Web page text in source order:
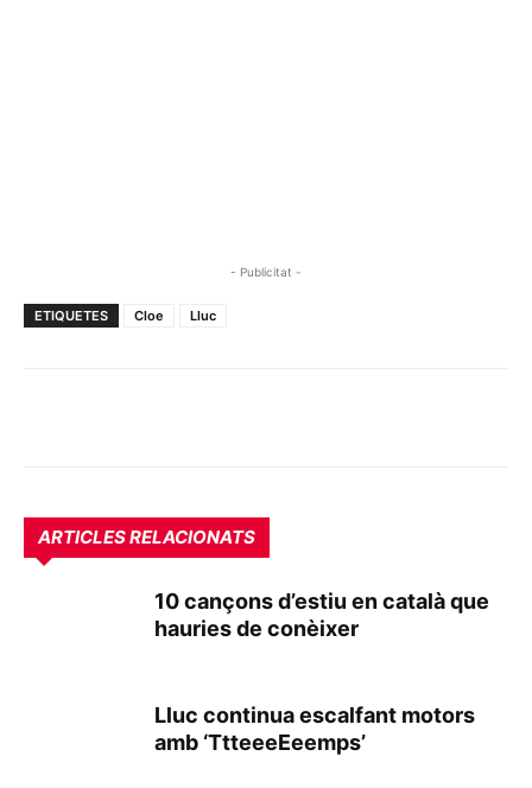
- Publicitat -
ETIQUETES Cloe Lluc
ARTICLES RELACIONATS
10 cançons d’estiu en català que
hauries de conèixer
Lluc continua escalfant motors
amb ‘TtteeeEeemps’